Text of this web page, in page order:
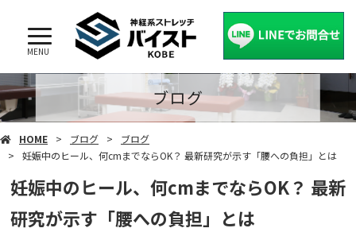
MENU
ブログ
HOME ブログ
ブログ
妊娠中のヒール、何cmまでならOK？ 最新研究が示す「腰への負担」とは
妊娠中のヒール、何cmまでならOK？ 最新
研究が示す「腰への負担」とは